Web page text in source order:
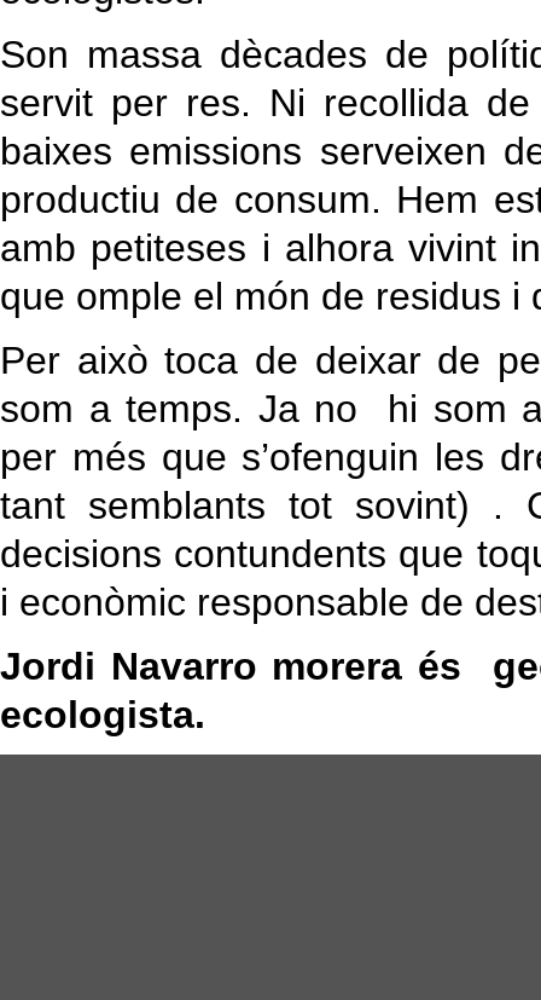
Son massa dècades de
servit per res. Ni recollida
baixes emissions serveixen
productiu de consum. Hem
amb petiteses i alhora vivint
que omple el món de residus i
Per això toca de deixar de
som a temps. Ja no hi som
per més que s’ofenguin les
tant semblants tot sovint) .
decisions contundents que
i econòmic responsable de
Jordi Navarro morera és
ecologista.